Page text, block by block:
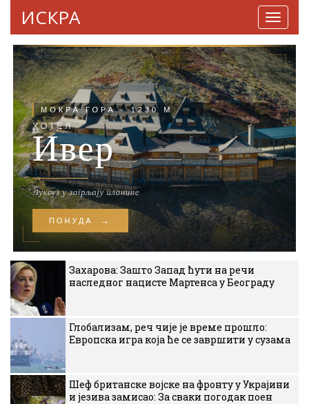
ИСКРА
Захарова: Зашто Запад ћути на речи
наследног нацисте Мартенса у Београду
Глобализам, реч чије је време прошло:
Европска игра која ће се завршити у сузама
Шеф британске војске на фронту у Украјини
и језива замисао: За сваки погодак поен